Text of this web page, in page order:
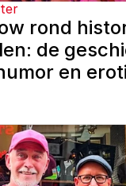
rond
de
en